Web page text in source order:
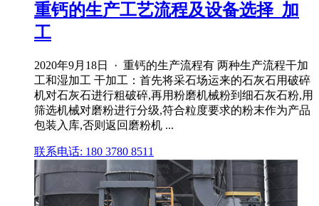
重钙的生产工艺流程及设备选择_加
工
2020年9月18日 · 重钙的生产流程有 两种生产流程干加
工和湿加工 干加工：首先将采石场运来的石灰石用破碎
机对石灰石进行粗破碎,再用粉磨机械粉到细石灰石粉,用
筛选机械对磨粉进行分级,符合粒度要求的粉末作为产品
包装入库,否则返回磨粉机 ...
联系电话: 180 3780 8511